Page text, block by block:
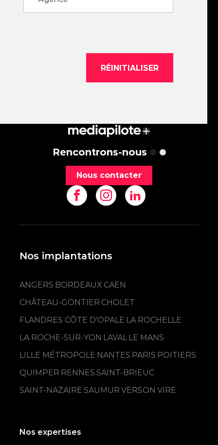
Rencontrons-nous
Nous contacter
Nos implantations
ANGERS BORDEAUX CAEN
CHÂTEAU-GONTIER CHOLET
FLANDRES CÔTE D'OPALE LA ROCHELLE
LA ROCHE-SUR-YON LAVAL LE MANS
LILLE MÉTROPOLE NANTES PARIS POITIERS
QUIMPER RENNES SAINT-BRIEUC
SAINT-NAZAIRE SAUMUR VERSON VIRE
Nos expertises